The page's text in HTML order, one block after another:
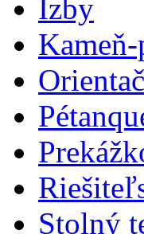
Izby
Stolný